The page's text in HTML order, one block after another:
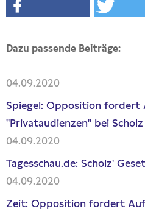
Dazu passende Beiträge:
04.09.2020
Spiegel: Opposition fordert
"Privataudienzen" bei Scholz
04.09.2020
Tagesschau.de: Scholz'
04.09.2020
Zeit: Opposition fordert